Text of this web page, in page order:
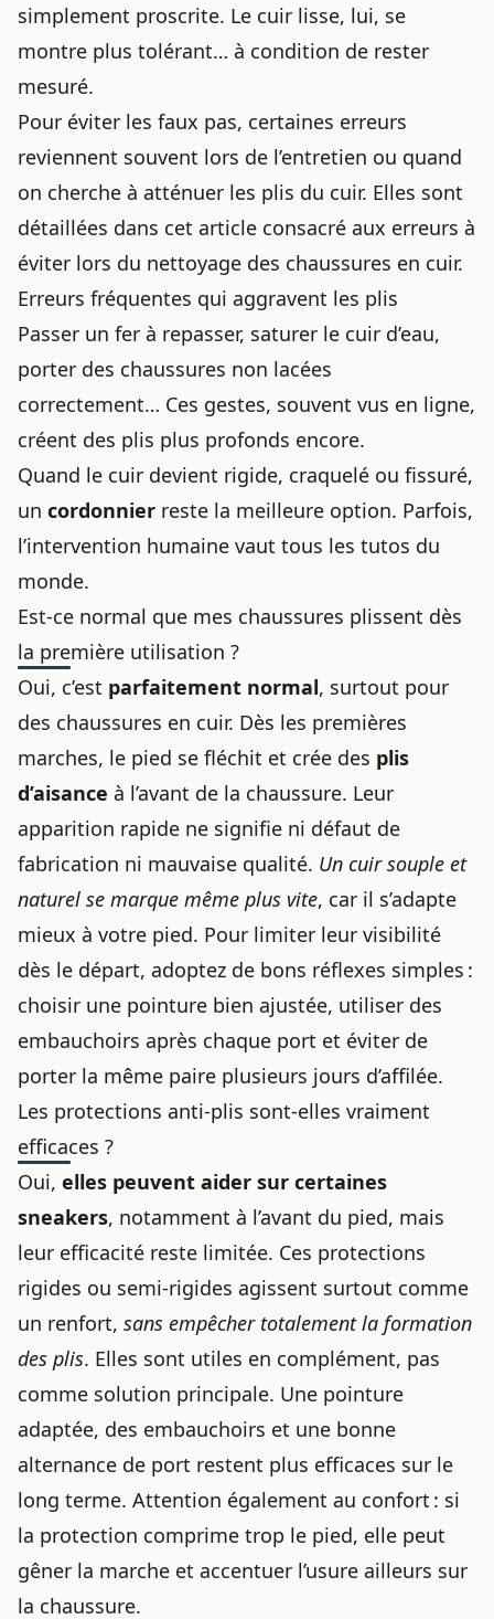
simplement proscrite. Le cuir lisse, lui, se
montre plus tolérant… à condition de rester
mesuré.
Pour éviter les faux pas, certaines erreurs
reviennent souvent lors de l’entretien ou quand
on cherche à atténuer les plis du cuir. Elles sont
détaillées dans cet article consacré aux erreurs à
éviter lors du nettoyage des chaussures en cuir.
Erreurs fréquentes qui aggravent les plis
Passer un fer à repasser, saturer le cuir d’eau,
porter des chaussures non lacées
correctement… Ces gestes, souvent vus en ligne,
créent des plis plus profonds encore.
Quand le cuir devient rigide, craquelé ou fissuré,
un cordonnier reste la meilleure option. Parfois,
l’intervention humaine vaut tous les tutos du
monde.
Est-ce normal que mes chaussures plissent dès
la première utilisation ?
Oui, c’est parfaitement normal, surtout pour
des chaussures en cuir. Dès les premières
marches, le pied se fléchit et crée des plis
d’aisance à l’avant de la chaussure. Leur
apparition rapide ne signifie ni défaut de
fabrication ni mauvaise qualité. Un cuir souple et
naturel se marque même plus vite, car il s’adapte
mieux à votre pied. Pour limiter leur visibilité
dès le départ, adoptez de bons réflexes simples :
choisir une pointure bien ajustée, utiliser des
embauchoirs après chaque port et éviter de
porter la même paire plusieurs jours d’affilée.
Les protections anti-plis sont-elles vraiment
efficaces ?
Oui, elles peuvent aider sur certaines
sneakers, notamment à l’avant du pied, mais
leur efficacité reste limitée. Ces protections
rigides ou semi-rigides agissent surtout comme
un renfort, sans empêcher totalement la formation
des plis. Elles sont utiles en complément, pas
comme solution principale. Une pointure
adaptée, des embauchoirs et une bonne
alternance de port restent plus efficaces sur le
long terme. Attention également au confort : si
la protection comprime trop le pied, elle peut
gêner la marche et accentuer l’usure ailleurs sur
la chaussure.